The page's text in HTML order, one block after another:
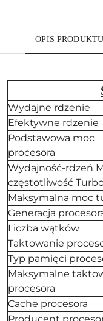
OPIS PRODUKTU
Wydajne rdzenie
Efektywne rdzenie
Podstawowa moc
procesora
Wydajność-rdzeń
częstotliwość
Maksymalna moc
Generacja
Liczba wątków
Taktowanie
Typ pamięci
Maksymalne
procesora
Cache procesora